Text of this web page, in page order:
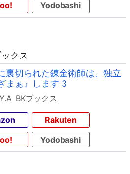
Yodobashi
クス
裏切られた錬金術師は、独立
まぁ』します 3
Y.A BKブックス
Rakuten
Yodobashi